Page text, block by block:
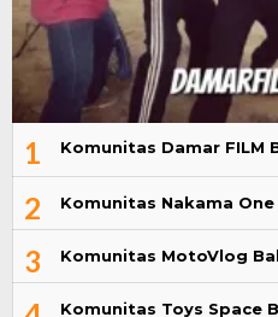
1 Komunitas Damar FILM
2 Komunitas Nakama
3 Komunitas MotoVlog
Komunitas Toys Space